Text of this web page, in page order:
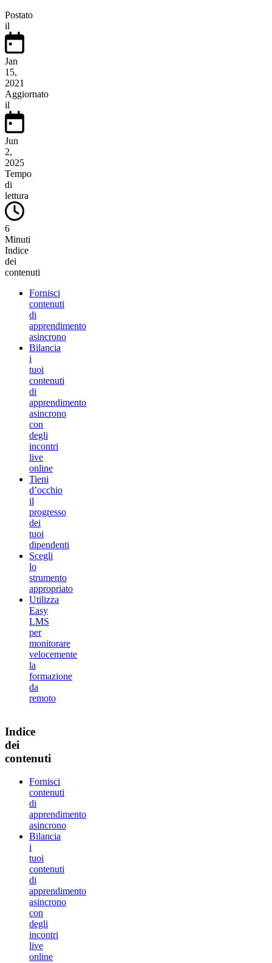
Postato
il
Jan
15,
2021
Aggiornato
il
Jun
2,
2025
Tempo
di
lettura
6
Minuti
Indice
dei
contenuti
Fornisci
contenuti
di
apprendimento
asincrono
Bilancia
i
tuoi
contenuti
di
apprendimento
asincrono
con
degli
incontri
live
online
Tieni
d’occhio
il
progresso
dei
tuoi
dipendenti
Scegli
lo
strumento
appropriato
Utilizza
Easy
LMS
per
monitorare
velocemente
la
formazione
da
remoto
Indice
dei
contenuti
Fornisci
contenuti
di
apprendimento
asincrono
Bilancia
i
tuoi
contenuti
di
apprendimento
asincrono
con
degli
incontri
live
online